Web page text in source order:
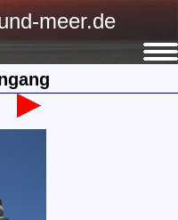
meer.de